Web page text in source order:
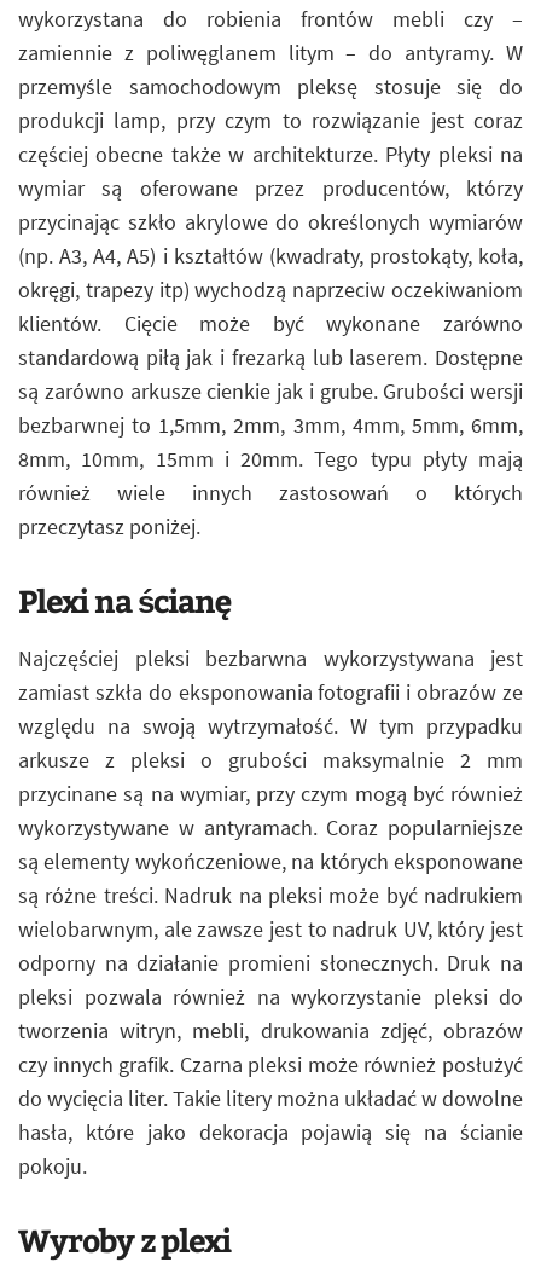
wykorzystana do robienia frontów mebli czy –
zamiennie z poliwęglanem litym – do antyramy. W
przemyśle samochodowym pleksę stosuje się do
produkcji lamp, przy czym to rozwiązanie jest coraz
częściej obecne także w architekturze. Płyty pleksi na
wymiar są oferowane przez producentów, którzy
przycinając szkło akrylowe do określonych wymiarów
(np. A3, A4, A5) i kształtów (kwadraty, prostokąty, koła,
okręgi, trapezy itp) wychodzą naprzeciw oczekiwaniom
klientów. Cięcie może być wykonane zarówno
standardową piłą jak i frezarką lub laserem. Dostępne
są zarówno arkusze cienkie jak i grube. Grubości wersji
bezbarwnej to 1,5mm, 2mm, 3mm, 4mm, 5mm, 6mm,
8mm, 10mm, 15mm i 20mm. Tego typu płyty mają
również wiele innych zastosowań o których
przeczytasz poniżej.
Plexi na ścianę
Najczęściej pleksi bezbarwna wykorzystywana jest
zamiast szkła do eksponowania fotografii i obrazów ze
względu na swoją wytrzymałość. W tym przypadku
arkusze z pleksi o grubości maksymalnie 2 mm
przycinane są na wymiar, przy czym mogą być również
wykorzystywane w antyramach. Coraz popularniejsze
są elementy wykończeniowe, na których eksponowane
są różne treści. Nadruk na pleksi może być nadrukiem
wielobarwnym, ale zawsze jest to nadruk UV, który jest
odporny na działanie promieni słonecznych. Druk na
pleksi pozwala również na wykorzystanie pleksi do
tworzenia witryn, mebli, drukowania zdjęć, obrazów
czy innych grafik. Czarna pleksi może również posłużyć
do wycięcia liter. Takie litery można układać w dowolne
hasła, które jako dekoracja pojawią się na ścianie
pokoju.
Wyroby z plexi